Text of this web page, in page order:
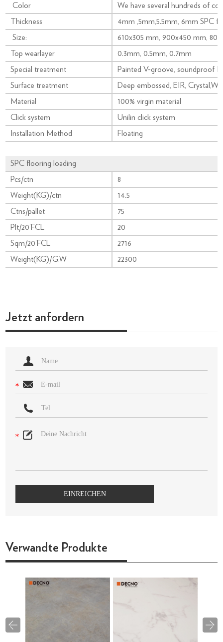
Color
We have several hundreds of
Thickness
4mm ,5mm,5.5mm, 6mm SPC
Size:
610x305 mm, 900x450 mm,
Top wearlayer
0.3mm, 0.5mm, 0.7mm
Special treatment
Painted V-groove, soundproof
Surface treatment
Deep embossed, EIR,
Material
100% virgin material
Click system
Unilin click system
Installation Method
Floating
SPC flooring loading
Pcs/ctn
8
Weight(KG)/ctn
14.5
Ctns/pallet
75
Plt/20’FCL
20
Sqm/20’FCL
2716
Weight(KG)/G.W
22300
Jetzt anfordern
Verwandte Produkte